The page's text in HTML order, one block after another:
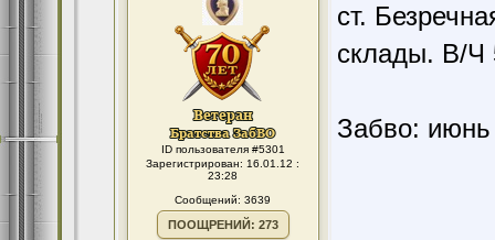
ID пользователя #5301
Зарегистрирован: 16.01.12 :
23:28
Сообщений: 3639
ПООЩРЕНИЙ: 273
ст.
склады. В/Ч
Забво: